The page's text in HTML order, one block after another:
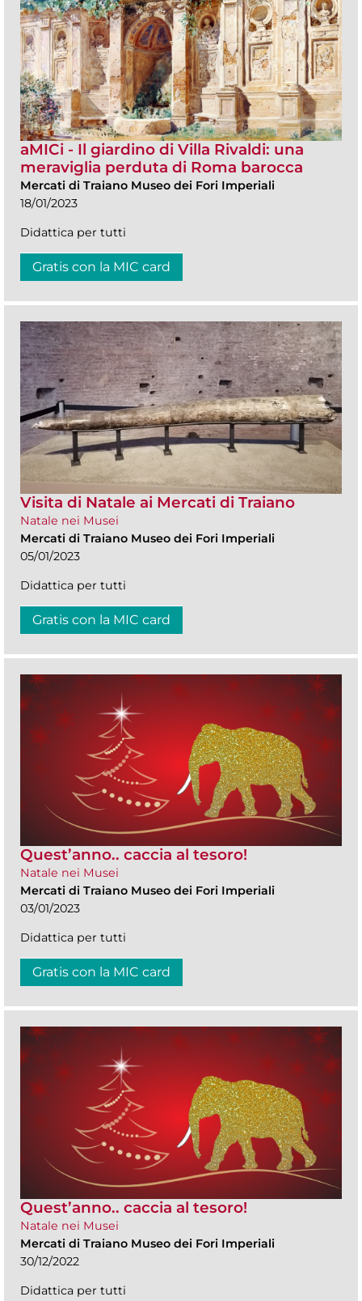
aMICi - Il giardino di Villa Rivaldi: una
meraviglia perduta di Roma barocca
Mercati di Traiano Museo dei Fori Imperiali
18/01/2023
Didattica per tutti
Gratis con la MIC card
Visita di Natale ai Mercati di Traiano
Natale nei Musei
Mercati di Traiano Museo dei Fori Imperiali
05/01/2023
Didattica per tutti
Gratis con la MIC card
Quest’anno.. caccia al tesoro!
Natale nei Musei
Mercati di Traiano Museo dei Fori Imperiali
03/01/2023
Didattica per tutti
Gratis con la MIC card
Quest’anno.. caccia al tesoro!
Natale nei Musei
Mercati di Traiano Museo dei Fori Imperiali
30/12/2022
Didattica per tutti